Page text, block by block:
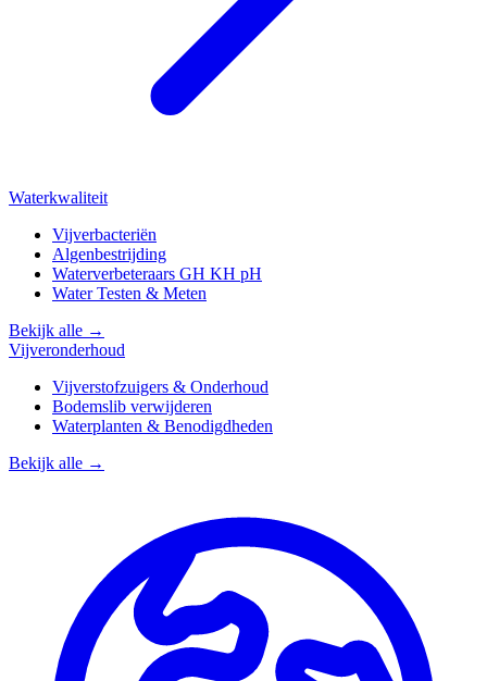
Waterkwaliteit
Vijverbacteriën
Algenbestrijding
Waterverbeteraars GH KH pH
Water Testen & Meten
Bekijk alle →
Vijveronderhoud
Vijverstofzuigers & Onderhoud
Bodemslib verwijderen
Waterplanten & Benodigdheden
Bekijk alle →